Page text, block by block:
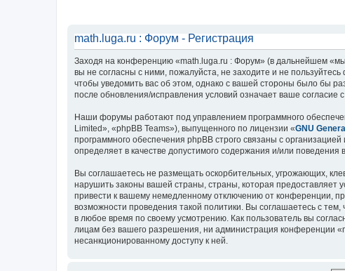
math.luga.ru : Форум - Регистрация
Заходя на конференцию «math.luga.ru : Форум» (в дальнейшем
вы не согласны с ними, пожалуйста, не заходите и не
чтобы уведомить вас об этом, однако с вашей стороны было бы
после обновления/исправления условий означает ваше согласие с
Наши форумы работают под управлением программного
Limited», «phpBB Teams»), выпущенного по лицензии «GNU
программного обеспечения phpBB строго связаны с
определяет в качестве допустимого содержания и/или
Вы соглашаетесь не размещать оскорбительных, угрожающих,
нарушить законы вашей страны, страны, которая предоставляет
привести к вашему немедленному отключению от конференции,
возможности проведения такой политики. Вы соглашаетесь с
в любое время по своему усмотрению. Как пользователь вы
лицам без вашего разрешения, ни администрация конференции
несанкционированному доступу к ней.